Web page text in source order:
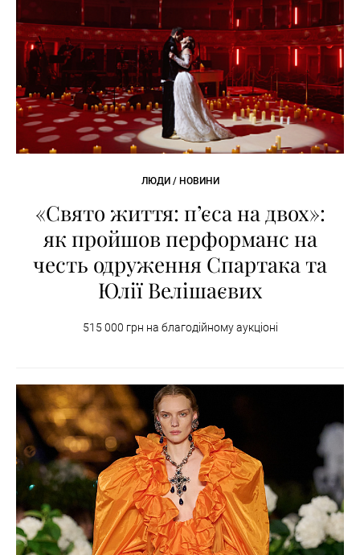
ЛЮДИ / НОВИНИ
«Свято життя: п’єса на двох»:
як пройшов перформанс на
честь одруження Спартака та
Юлії Велішаєвих
515 000 грн на благодійному аукціоні